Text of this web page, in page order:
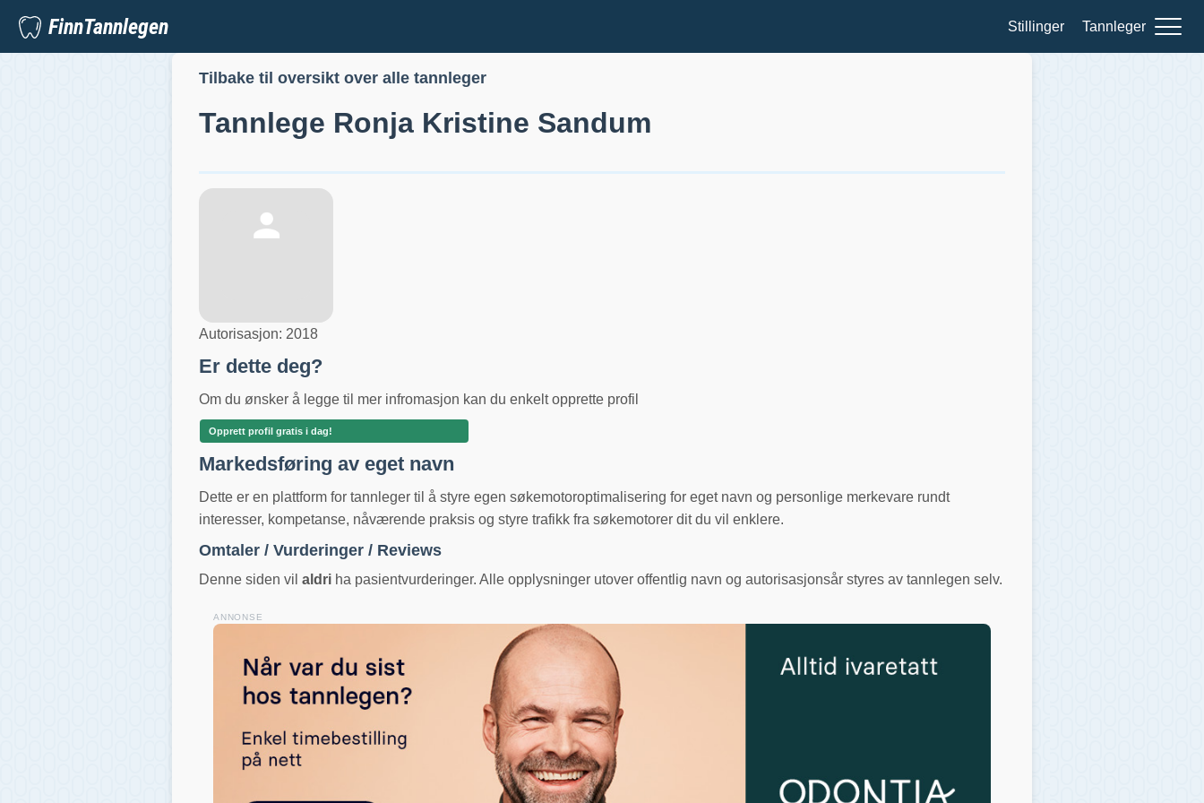
FinnTannlegen Stillinger Tannleger
Tilbake til oversikt over alle tannleger
Tannlege Ronja Kristine Sandum
Autorisasjon: 2018
Er dette deg?
Om du ønsker å legge til mer infromasjon kan du enkelt opprette profil
Opprett profil gratis i dag!
Markedsføring av eget navn
Dette er en plattform for tannleger til å styre egen søkemotoroptimalisering for eget navn og personlige merkevare rundt
interesser, kompetanse, nåværende praksis og styre trafikk fra søkemotorer dit du vil enklere.
Omtaler / Vurderinger / Reviews
Denne siden vil aldri ha pasientvurderinger. Alle opplysninger utover offentlig navn og autorisasjonsår styres av tannlegen selv.
ANNONSE